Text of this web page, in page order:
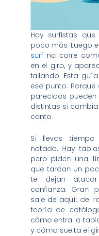
Hay surfistas
poco más. Luego
surfno corre
en el giro, y
fallando. Esta
ese punto.
parecidas
distintas si
canto.
Si llevas
notado. Hay
pero piden una
que tardan un
te dejan
confianza. Gran
sale de aquí: del
teoría de
cómo entra la
y cómo suelta el